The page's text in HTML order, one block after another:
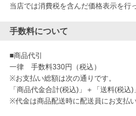
当店では消費税を含んだ価格表示を行
手数料について
■商品代引
一律　手数料330円（税込）
※お支払い総額は次の通りです。
「商品代金合計(税込)」＋「送料(税込)
※代金は商品配送時に配送員にお支払い